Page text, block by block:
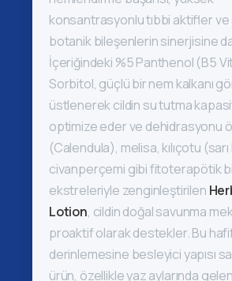
konsantrasyonlu tıbbi aktifler
botanik bileşenlerin sinerjisine
İçeriğindeki %5 Panthenol (B5
Sorbitol, güçlü bir nem kalkanı
üstlenerek cildin su tutma
optimize eder ve dehidrasyonu
(Calendula), melisa, kılıçotu
civanperçemi gibi fitoterapötik
ekstreleriyle zenginleştirilen
Lotion, cildin doğal savunma
proaktif olarak destekler. Bu
derinlemesine besleyici yapısı
ürün, özellikle yaz aylarında